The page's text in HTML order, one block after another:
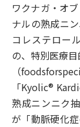
ワクナガ・オ
ナルの熟成ニ
コレステロー
の、特別医療
（
「Kyolic®
熟成ニンニク
が「動脈硬化